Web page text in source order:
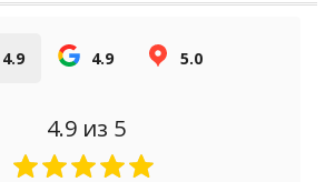
4.9 4.9 5.0
4.9из 5